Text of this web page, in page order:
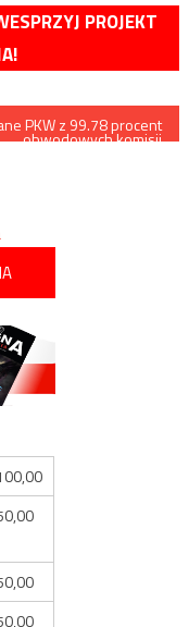
PROJEKT
PKW z 99.78 procent
obwodowych komisji